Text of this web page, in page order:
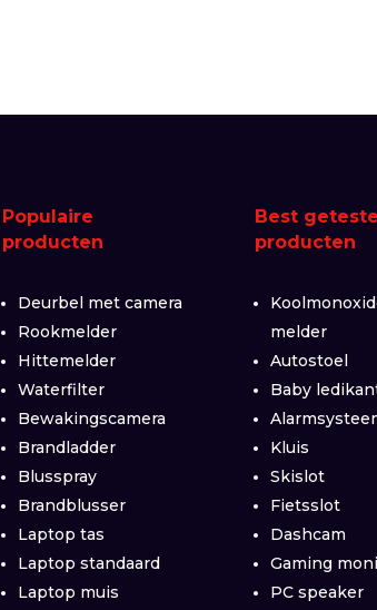
Populaire
producten
Deurbel met camera
Rookmelder
Hittemelder
Waterfilter
Bewakingscamera
Brandladder
Blusspray
Brandblusser
Laptop tas
Laptop standaard
Laptop muis
Best geteste
producten
melder
Autostoel
Baby
Kluis
Skislot
Fietsslot
Dashcam
Gaming
PC speaker